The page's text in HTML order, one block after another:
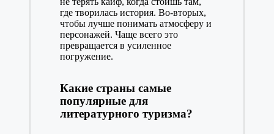
где творилась история. Во-вторых,
чтобы лучше понимать атмосферу и
персонажей. Чаще всего это
превращается в усиленное
погружение.
Какие страны самые
популярные для
литературного туризма?